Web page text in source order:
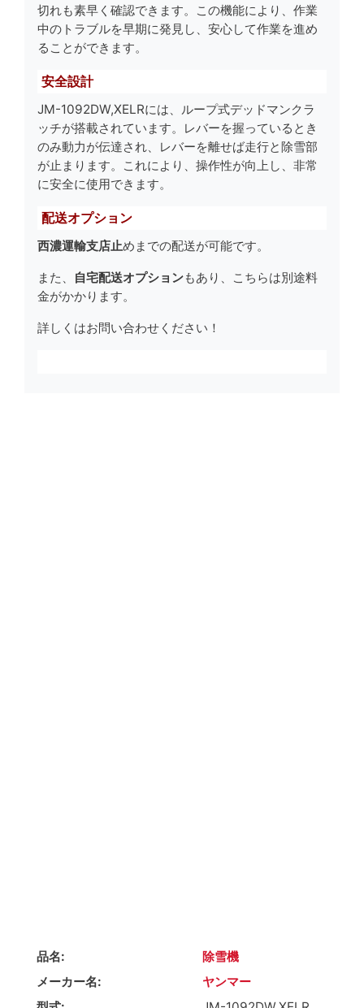
切れも素早く確認できます。この機能により、作業
中のトラブルを早期に発見し、安心して作業を進め
ることができます。
安全設計
JM-1092DW,XELRには、ループ式デッドマンクラ
ッチが搭載されています。レバーを握っているとき
のみ動力が伝達され、レバーを離せば走行と除雪部
が止まります。これにより、操作性が向上し、非常
に安全に使用できます。
配送オプション
西濃運輸支店止めまでの配送が可能です。
また、 自宅配送オプションもあり、こちらは別途料
金がかかります。
詳しくはお問い合わせください！
品名
除雪機
メーカー名
ヤンマー